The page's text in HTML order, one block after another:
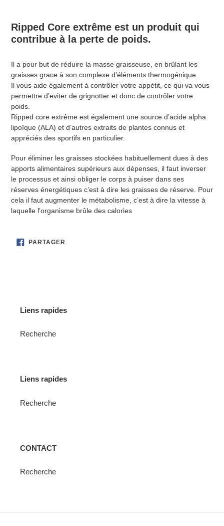
Ripped Core extrême est un produit qui
contribue à la perte de poids.
Il a pour but de réduire la masse graisseuse, en brûlant les
graisses grace à son complexe d’éléments thermogénique.
Il vous aide également à contrôler votre appétit, ce qui va vous
permettre d’eviter de grignotter et donc de contrôler votre
poids.
Ripped core extrême est également une source d’acide alpha
lipoïque (ALA) et d’autres extraits de plantes connus et
appréciés des sportifs en particulier.
Pour éliminer les graisses stockées habituellement dues à des
apports alimentaires supérieurs aux dépenses, il faut inverser
le processus et ainsi obliger le corps à puiser dans ses
réserves énergétiques c’est à dire les graisses de réserve. Pour
cela il faut augmenter le métabolisme, c’est à dire la vitesse à
laquelle l’organisme brûle des calories
PARTAGER
Liens rapides
Recherche
Liens rapides
Recherche
CONTACT
Recherche